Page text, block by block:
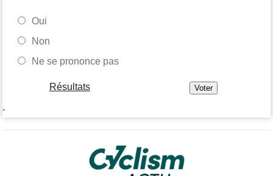
Oui
Non
Ne se prononce pas
Résultats
-